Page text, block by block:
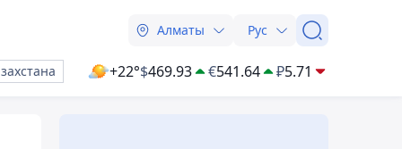
Алматы Рус
+22°$469.93 €541.64 ₽5.71